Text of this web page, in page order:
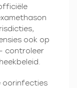
ook op
controleer
oorinfecties